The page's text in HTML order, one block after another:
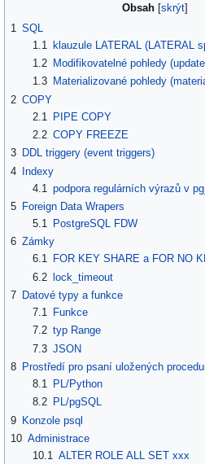
Obsah
1 SQL
1.1 klauzule LATERAL (LATERAL
1.2
Modifikovatelné pohledy
1.3
Materializované pohledy
2 COPY
2.1
PIPE COPY
2.2 COPY FREEZE
3 DDL triggery (event triggers)
4 Indexy
4.1 podpora regulárních výrazů v
5 Foreign Data Wrapers
5.1
PostgreSQL FDW
6 Zámky
6.1
FOR KEY SHARE a FOR NO
6.2 lock_timeout
7 Datové typy a funkce
7.1
Funkce
7.2 typ Range
7.3 JSON
8 Prostředí pro psaní uložených
8.1
PL/Python
8.2
PL/pgSQL
9 Konzole psql
10 Administrace
10.1
ALTER ROLE ALL SET xxx